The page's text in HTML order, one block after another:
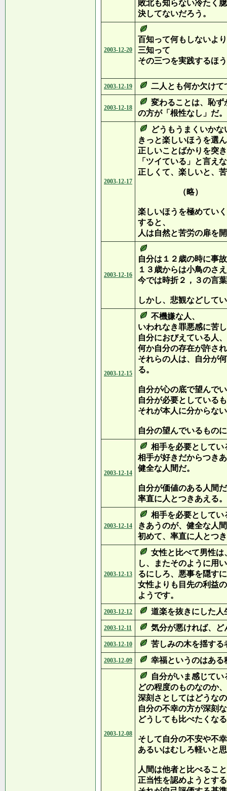
敗北も知らない冷たく
決してないだろう。
2003-12-20
百知って何もしないよ
三知って
その三つを実践するほ
2003-12-19 二人とも何か欠けて
2003-12-18
変わることは、恥ず
の方が「根性なし」だ。
2003-12-17
どうもうまくいか
きっと楽しいほうを選
正しいことばかりを突
「ツイている」と言え
正しくて、楽しいと、
（略）
楽しいほうを極めてい
すると、
人は自然と苦労の扉を
2003-12-16
自分は１２歳の時に事
１３歳からは小鳥のさ
今では時折２，３の言
しかし、悲観などして
2003-12-15
不機嫌な人、
いわれなき罪悪感に苦
自分におびえている人、
何か自分の存在が許さ
それらの人は、自分が
る。
自分が心の底で望んで
自分が必要としている
それが本人に分からな
自分の望んでいるもの
2003-12-14
相手を必要としてい
相手が好きだからつき
健全な人間だ。
自分が価値のある人間
率直に人とつきあえる。
2003-12-14
相手を必要としてい
きあうのが、健全な人
初めて、率直に人とつ
2003-12-13
女性と比べて男性は
し、またそのように用
るにしろ、悪事を隠す
女性よりも目先の利益
ようです。
2003-12-12 道楽を抜きにした人
2003-12-11 気分が悪ければ、ど
2003-12-10 苦しみの木を揺する
2003-12-09 幸福というのはある
2003-12-08
自分がいま感じて
どの程度のものなのか、
深刻さとしてはどうな
自分の不幸の方が深刻
どうしても比べたくな
そして自分の不安や不
あるいはむしろ軽いと
人間は他者と比べるこ
正当性を認めようとす